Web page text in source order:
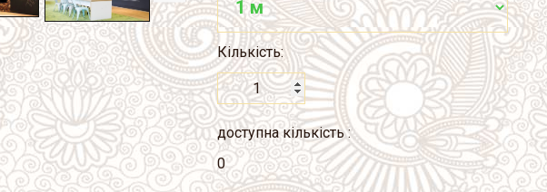
Кількість:
доступна кількість :
0